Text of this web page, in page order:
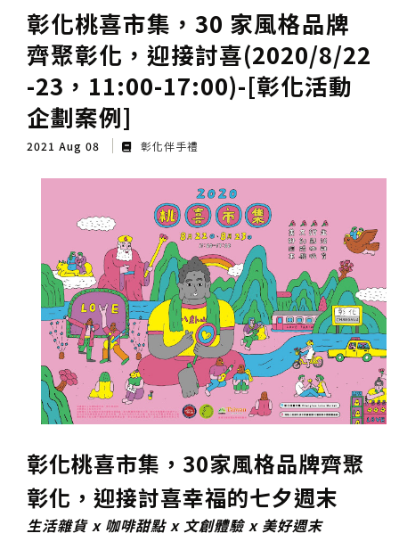
彰化桃喜市集，30 家風格品牌
齊聚彰化，迎接討喜(2020/8/22
-23，11:00-17:00)-[彰化活動
企劃案例]
2021 Aug 08 彰化伴手禮
彰化桃喜市集，30家風格品牌齊聚
彰化，迎接討喜幸福的七夕週末
生活雜貨 x 咖啡甜點 x 文創體驗 x 美好週末